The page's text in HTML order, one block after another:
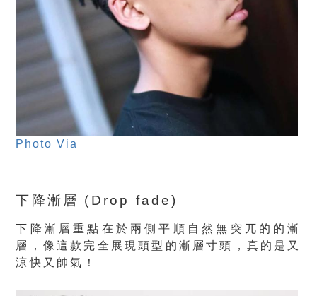
Photo Via
下降漸層 (Drop fade)
下降漸層重點在於兩側平順自然無突兀的的漸
層，像這款完全展現頭型的漸層寸頭，真的是又
涼快又帥氣！